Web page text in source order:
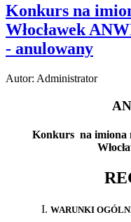
Konkurs na
Włocławek
- anulowany
Autor: Administrator
Konkurs na imiona
WARUNKI